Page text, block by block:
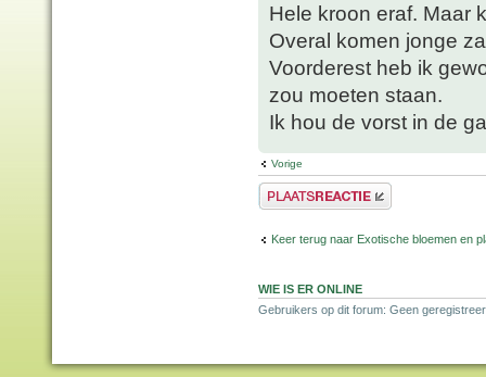
Hele kroon eraf. Maar
Overal komen jonge
Voorderest heb ik
zou moeten staan.
Ik hou de vorst in de
Vorige
Plaats een reactie
Keer terug naar Exotische bloemen en
WIE IS ER ONLINE
Gebruikers op dit forum: Geen